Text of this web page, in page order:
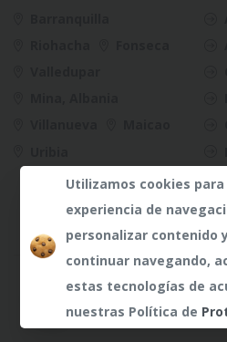
¿Dudas?Any te
atenderá
Utilizamos cookies
experiencia de
personalizar contenido
continuar navegando,
estas tecnologías de
nuestras Política de